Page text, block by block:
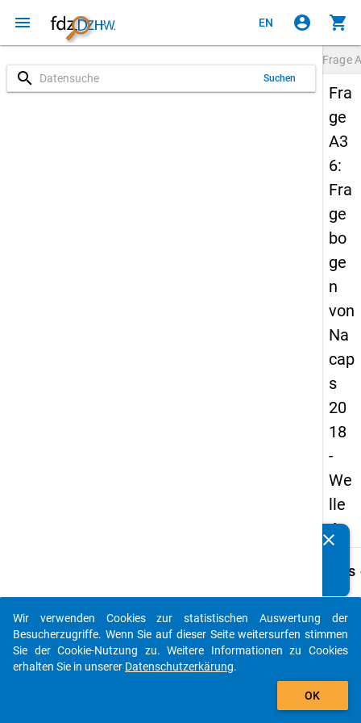
menu EN account_circle shopping_cart
search Suchen
Frage
Fra
ge
A3
6:
Fra
ge
bo
ge
n
von
Na
cap
s
20
18
-
We
lle
4
Details
A36
Wann
clear
auto_stories
add_shopping_cart
Wir verwenden Cookies zur statistischen Auswertung der
Besucherzugriffe. Wenn Sie auf dieser Seite weitersurfen stimmen
Sie der Cookie-Nutzung zu. Weitere Informationen zu Cookies
erhalten Sie in unserer Datenschutzerkärung.
OK